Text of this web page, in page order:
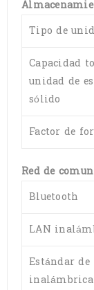
Tipo de
Capacidad
unidad de
sólido
Factor de
Red de
Bluetooth
LAN
Estándar de
inalámbrica